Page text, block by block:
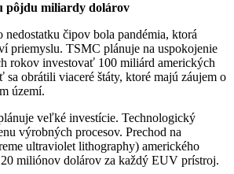
pôjdu miliardy dolárov
nedostatku čipov bola pandémia, ktorá
priemyslu. TSMC plánuje na uspokojenie
rokov investovať 100 miliárd amerických
sa obrátili viaceré štáty, ktoré majú záujem o
území.
veľké investície. Technologický
výrobných procesov. Prechod na
ultraviolet lithography) amerického
miliónov dolárov za každý EUV prístroj.